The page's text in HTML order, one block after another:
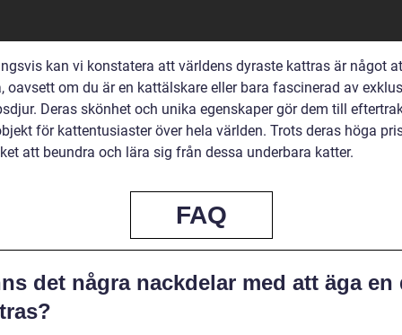
kan vi konstatera att världens dyraste kattras är något
oavsett om du är en kattälskare eller bara fascinerad av
Deras skönhet och unika egenskaper gör dem till
för kattentusiaster över hela världen. Trots deras höga
att beundra och lära sig från dessa underbara katter.
FAQ
det några nackdelar med att äga en